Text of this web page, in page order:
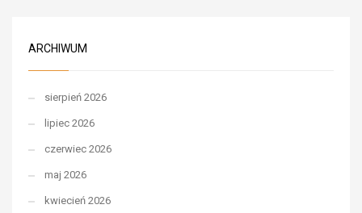
ARCHIWUM
sierpień 2026
lipiec 2026
czerwiec 2026
maj 2026
kwiecień 2026